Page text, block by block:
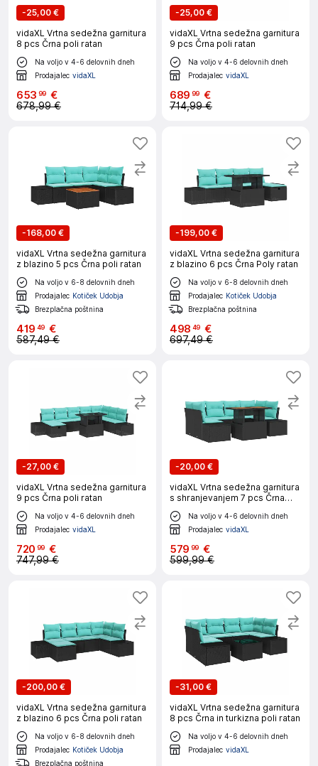
-25,00 €
vidaXL Vrtna sedežna garnitura
8 pcs Črna poli ratan
Na voljo v 4-6 delovnih dneh
Prodajalec vidaXL
653 99 €
678,99 €
-25,00 €
vidaXL Vrtna sedežna garnitura
9 pcs Črna poli ratan
Na voljo v 4-6 delovnih dneh
Prodajalec vidaXL
689 99 €
714,99 €
-168,00 €
vidaXL Vrtna sedežna garnitura
z blazino 5 pcs Črna poli ratan
Na voljo v 6-8 delovnih dneh
Prodajalec Kotiček Udobja
Brezplačna poštnina
419 49 €
587,49 €
-199,00 €
vidaXL Vrtna sedežna garnitura
z blazino 6 pcs Črna Poly ratan
Na voljo v 6-8 delovnih dneh
Prodajalec Kotiček Udobja
Brezplačna poštnina
498 49 €
697,49 €
-27,00 €
vidaXL Vrtna sedežna garnitura
9 pcs Črna poli ratan
Na voljo v 4-6 delovnih dneh
Prodajalec vidaXL
720 99 €
747,99 €
-20,00 €
vidaXL Vrtna sedežna garnitura
s shranjevanjem 7 pcs Črna
Poly ratan
Na voljo v 4-6 delovnih dneh
Prodajalec vidaXL
579 99 €
599,99 €
-200,00 €
vidaXL Vrtna sedežna garnitura
z blazino 6 pcs Črna poli ratan
Na voljo v 6-8 delovnih dneh
Prodajalec Kotiček Udobja
Brezplačna poštnina
-31,00 €
vidaXL Vrtna sedežna garnitura
8 pcs Črna in turkizna poli ratan
Na voljo v 4-6 delovnih dneh
Prodajalec vidaXL